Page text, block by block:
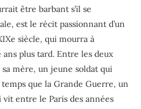
être barbant s’il se
est le récit passionnant d’un
siècle, qui mourra à
plus tard. Entre les deux
mère, un jeune soldat qui
que la Grande Guerre, un
entre le Paris des années